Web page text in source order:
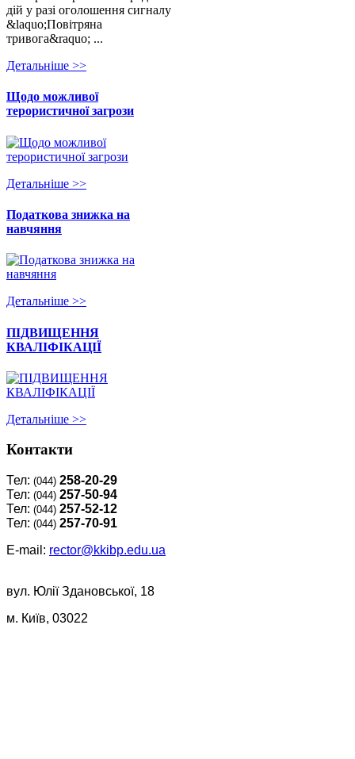
дій у разі оголошення сигналу
&laquo;Повітряна
тривога&raquo; ...
Детальнiше >>
Щодо можливої
терористичної загрози
Детальнiше >>
Податкова знижка на
навчяння
Детальнiше >>
ПІДВИЩЕННЯ
КВАЛІФІКАЦІЇ
Детальнiше >>
Контакти
Тел: (044) 258-20-29
Тел: (044) 257-50-94
Тел: (044) 257-52-12
Тел: (044) 257-70-91
E-mail: rector@kkibp.edu.ua
вул. Юлії Здановської, 18
м. Київ, 03022